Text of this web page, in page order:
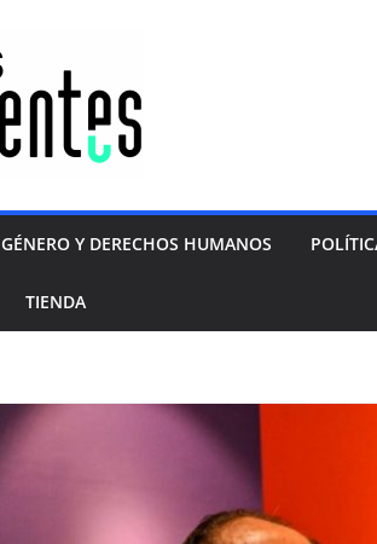
GÉNERO Y DERECHOS HUMANOS
TIENDA